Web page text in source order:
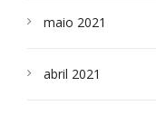
maio 2021
abril 2021